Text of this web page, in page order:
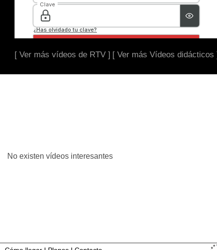
[ Ver más vídeos de RTV ] [ Ver más Vídeos didácticos
No existen vídeos interesantes